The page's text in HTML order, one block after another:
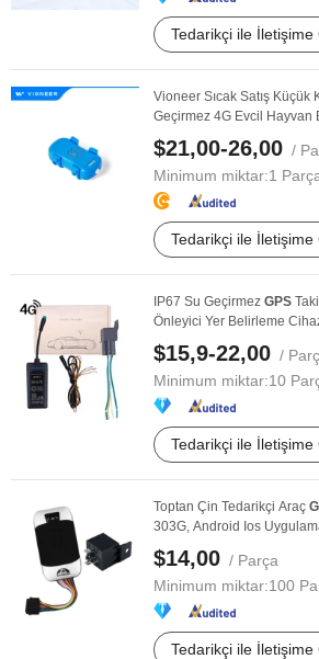
Tedarikçi ile İletişime
Vioneer Sıcak Satış
Geçirmez 4G Evcil Hayvan
Cihazı ...
$21,00-26,00 /
Minimum miktar:1
Tedarikçi ile İletişime
IP67 Su Geçirmez GPS
Önleyici Yer Belirleme
$15,9-22,00 /
Minimum miktar:10
Tedarikçi ile İletişime
Toptan Çin Tedarikçi Araç
303G, Android Ios
Cihazı ...
$14,00 / Parça
Minimum miktar:100
Tedarikçi ile İletişime